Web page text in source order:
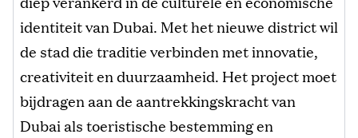
identiteit van Dubai. Met het nieuwe district wil
de stad die traditie verbinden met innovatie,
creativiteit en duurzaamheid. Het project moet
bijdragen aan de aantrekkingskracht van
Dubai als toeristische bestemming en